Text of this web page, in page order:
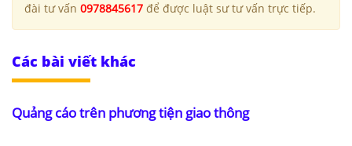
đài tư vấn 0978845617 để được luật sư tư vấn trực tiếp.
Các bài viết khác
Quảng cáo trên phương tiện giao thông